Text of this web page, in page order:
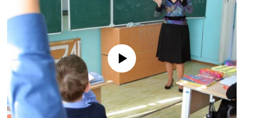
No media source currently available